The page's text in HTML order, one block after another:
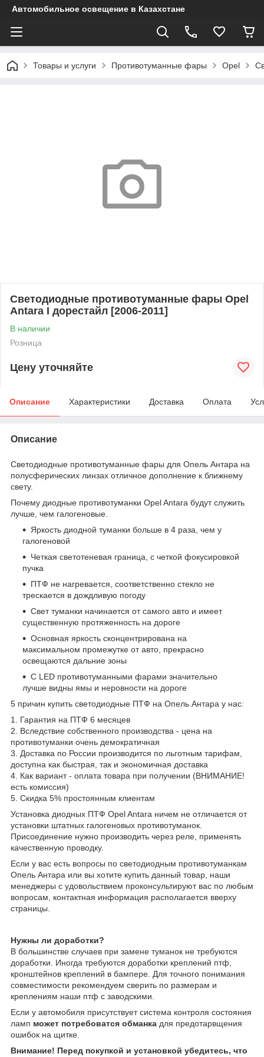
Автомобильное освещение в Казахстане
Товары и услуги Противотуманные фары Opel
Светодиодные противотуманные фары Opel
Antara I дорестайл [2006-2011]
В наличии
Розница
Цену уточняйте
Описание Характеристики Доставка Оплата
Описание
Светодиодные противотуманные фары для Опель Антара на
полусферических линзах отличное дополнение к ближнему
свету.
Почему диодные противотуманки Opel Antara будут служить
лучше, чем галогеновые.
Яркость диодной туманки больше в 4 раза, чем у
галогеновой
Четкая светотеневая граница, с четкой фокусировкой
пучка
ПТФ не нагревается, соответственно стекло не
трескается в дождливую погоду
Свет туманки начинается от самого авто и имеет
существенную протяженность на дороге
Основная яркость сконцентрирована на
максимальном промежутке от авто, прекрасно
освещаются дальние зоны
С LED противотуманными фарами значительно
лучше видны ямы и неровности на дороге
5 причин купить светодиодные ПТФ на Опель Антара у нас:
1. Гарантия на ПТФ 6 месяцев
2. Вследствие собственного производства - цена на
противотуманки очень демократичная
3. Доставка по России производится по льготным тарифам,
доступна как быстрая, так и экономичная доставка
4. Как вариант - оплата товара при получении (ВНИМАНИЕ!
есть комиссия)
5. Скидка 5% простоянным клиентам
Установка диодных ПТФ Opel Antara ничем не отличается от
установки штатных галогеновых противотуманок.
Присоединение нужно производить через реле, применять
качественную проводку.
Если у вас есть вопросы по светодиодным противотуманкам
Опель Антара или вы хотите купить данный товар, наши
менеджеры с удовольствием проконсультируют вас по любым
вопросам, контактная информация располагается вверху
страницы.
Нужны ли доработки?
В большинстве случаев при замене туманок не требуются
доработки. Иногда требуются доработки креплений птф,
кронштейнов креплений в бампере. Для точного понимания
совместимости рекомендуем сверить по размерам и
креплениям наши птф с заводскими.
Если у автомобиля присутствует система контроля состояния
ламп может потребоватся обманка для предотарвщения
ошибок на щитке.
Внимание! Перед покупкой и установкой убедитесь, что